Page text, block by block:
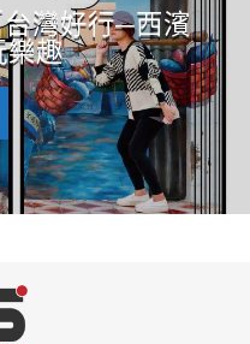
灣好行─西濱
趣